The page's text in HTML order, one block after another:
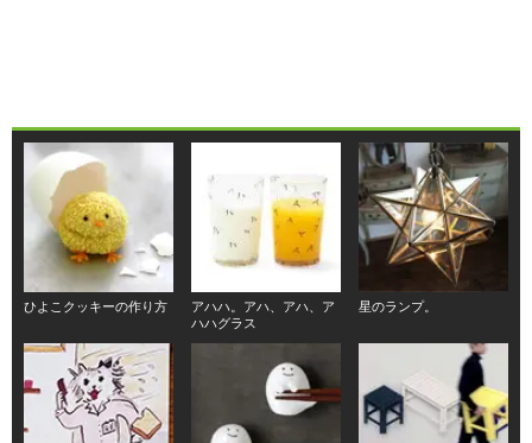
ひよこクッキーの作り方
アハハ。アハ、アハ、ア
ハハグラス
星のランプ。